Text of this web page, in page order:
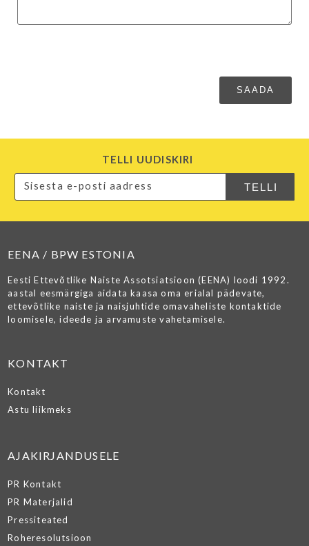
TELLI UUDISKIRI
EENA / BPW ESTONIA
Eesti Ettevõtlike Naiste Assotsiatsioon (EENA) loodi 1992.
aastal eesmärgiga aidata kaasa oma erialal pädevate,
ettevõtlike naiste ja naisjuhtide omavaheliste kontaktide
loomisele, ideede ja arvamuste vahetamisele.
KONTAKT
Kontakt
Astu liikmeks
AJAKIRJANDUSELE
PR Kontakt
PR Materjalid
Pressiteated
Roheresolutsioon